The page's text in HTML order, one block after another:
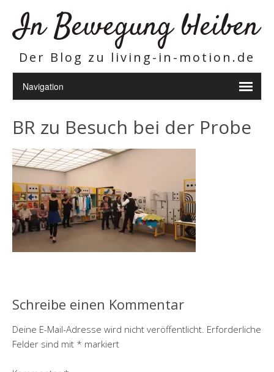
In Bewegung bleiben
Der Blog zu living-in-motion.de
BR zu Besuch bei der Probe
Schreibe einen Kommentar
Deine E-Mail-Adresse wird nicht veröffentlicht. Erforderliche
Felder sind mit * markiert